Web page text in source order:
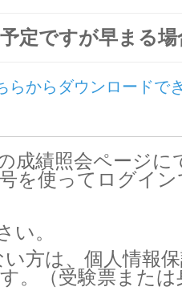
定ですが早まる場
からダウンロードでき
成績照会ページに
を使ってログイ
い。
方は、個人情報
。（受験票また